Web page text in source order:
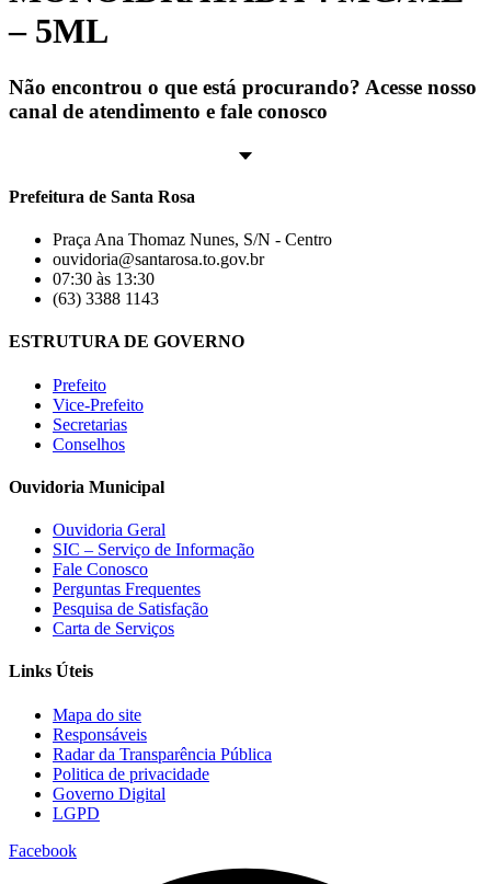
– 5ML
Não encontrou o que está procurando? Acesse nosso
canal de atendimento e fale conosco
Prefeitura de Santa Rosa
Praça Ana Thomaz Nunes, S/N - Centro
ouvidoria@santarosa.to.gov.br
07:30 às 13:30
(63) 3388 1143
ESTRUTURA DE GOVERNO
Prefeito
Vice-Prefeito
Secretarias
Conselhos
Ouvidoria Municipal
Ouvidoria Geral
SIC – Serviço de Informação
Fale Conosco
Perguntas Frequentes
Pesquisa de Satisfação
Carta de Serviços
Links Úteis
Mapa do site
Responsáveis
Radar da Transparência Pública
Politica de privacidade
Governo Digital
LGPD
Facebook